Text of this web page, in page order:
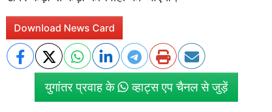
Download News Card
युगांतर प्रवाह के व्हाट्स एप चैनल से जुड़ें